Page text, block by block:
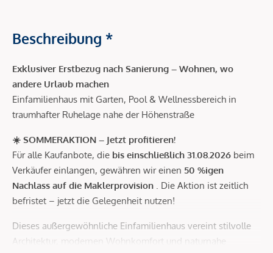
Beschreibung *
Exklusiver Erstbezug nach Sanierung – Wohnen, wo
andere Urlaub machen
Einfamilienhaus mit Garten, Pool & Wellnessbereich in
traumhafter Ruhelage nahe der Höhenstraße
☀️ SOMMERAKTION – Jetzt profitieren!
Für alle Kaufanbote, die bis einschließlich 31.08.2026 beim
Verkäufer einlangen, gewähren wir einen 50 %igen
Nachlass auf die Maklerprovision . Die Aktion ist zeitlich
befristet – jetzt die Gelegenheit nutzen!
Dieses außergewöhnliche Einfamilienhaus vereint stilvolle
Architektur, modernen Wohnkomfort und naturnahe